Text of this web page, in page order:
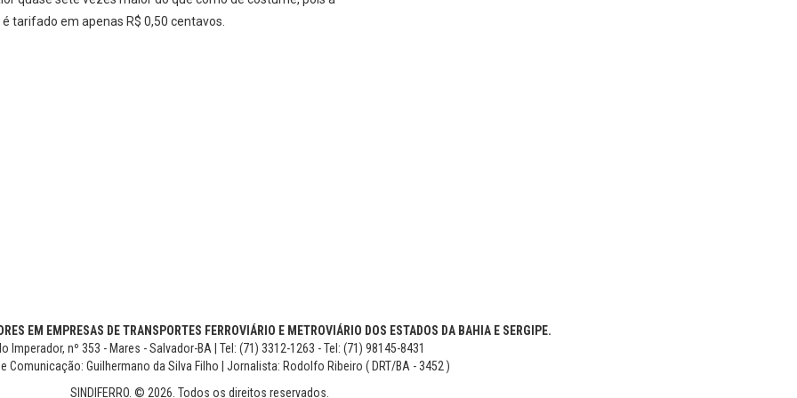
tarifado em apenas R$ 0,50 centavos.
EM EMPRESAS DE TRANSPORTES FERROVIÁRIO E METROVIÁRIO DOS ESTADOS DA BAHIA E SERGIPE.
Imperador, nº 353 - Mares - Salvador-BA | Tel: (71) 3312-1263 - Tel: (71) 98145-8431
Comunicação: Guilhermano da Silva Filho | Jornalista: Rodolfo Ribeiro ( DRT/BA - 3452 )
SINDIFERRO. © 2026. Todos os direitos reservados.